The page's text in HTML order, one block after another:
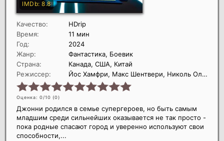
Качество:
HDrip
Время:
11 мин
Год:
2024
Жанр:
Фантастика, Боевик
Страна:
Канада, США, Китай
Режиссер:
Йос Хамфри, Макс Шентвери, Николь Оливер
Оценка: 0/10 (0)
Джонни родился в семье супергероев, но быть самым
младшим среди сильнейших оказывается не так просто -
пока родные спасают город и уверенно используют свои
способности,...